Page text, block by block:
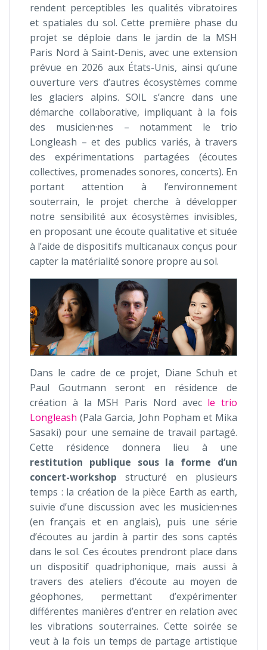
rendent perceptibles les qualités vibratoires
et spatiales du sol. Cette première phase du
projet se déploie dans le jardin de la MSH
Paris Nord à Saint-Denis, avec une extension
prévue en 2026 aux États-Unis, ainsi qu’une
ouverture vers d’autres écosystèmes comme
les glaciers alpins. SOIL s’ancre dans une
démarche collaborative, impliquant à la fois
des musicien·nes – notamment le trio
Longleash – et des publics variés, à travers
des expérimentations partagées (écoutes
collectives, promenades sonores, concerts). En
portant attention à l’environnement
souterrain, le projet cherche à développer
notre sensibilité aux écosystèmes invisibles,
en proposant une écoute qualitative et située
à l’aide de dispositifs multicanaux conçus pour
capter la matérialité sonore propre au sol.
Dans le cadre de ce projet, Diane Schuh et
Paul Goutmann seront en résidence de
création à la MSH Paris Nord avec le trio
Longleash (Pala Garcia, John Popham et Mika
Sasaki) pour une semaine de travail partagé.
Cette résidence donnera lieu à une
restitution publique sous la forme d’un
concert-workshop structuré en plusieurs
temps : la création de la pièce Earth as earth,
suivie d’une discussion avec les musicien·nes
(en français et en anglais), puis une série
d’écoutes au jardin à partir des sons captés
dans le sol. Ces écoutes prendront place dans
un dispositif quadriphonique, mais aussi à
travers des ateliers d’écoute au moyen de
géophones, permettant d’expérimenter
différentes manières d’entrer en relation avec
les vibrations souterraines. Cette soirée se
veut à la fois un temps de partage artistique